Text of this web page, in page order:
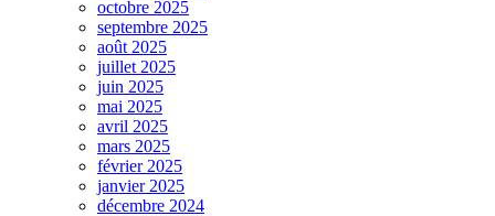
octobre 2025
septembre 2025
août 2025
juillet 2025
juin 2025
mai 2025
avril 2025
mars 2025
février 2025
janvier 2025
décembre 2024